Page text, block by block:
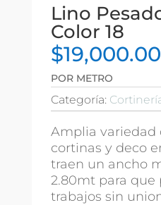
Lino
Color 18
$19,000.00
POR METRO
Categoría:
Amplia variedad
cortinas y deco
traen un ancho
2.80mt para que
trabajos sin